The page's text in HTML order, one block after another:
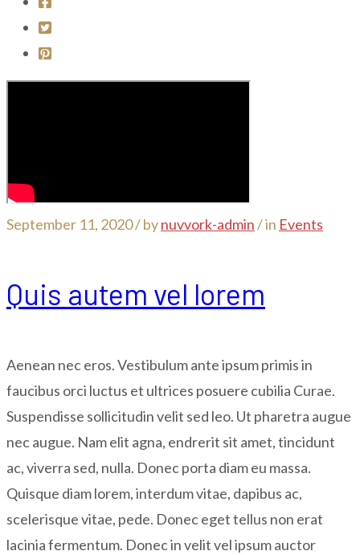
September 11, 2020 /bynuvvork-admin/ in Events
Quis autem vel lorem
Aenean nec eros. Vestibulum ante ipsum primis in
faucibus orci luctus et ultrices posuere cubilia Curae.
Suspendisse sollicitudin velit sed leo. Ut pharetra augue
nec augue. Nam elit agna, endrerit sit amet, tincidunt
ac, viverra sed, nulla. Donec porta diam eu massa.
Quisque diam lorem, interdum vitae, dapibus ac,
scelerisque vitae, pede. Donec eget tellus non erat
lacinia fermentum. Donec in velit vel ipsum auctor